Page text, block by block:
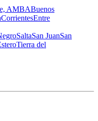
AMBABuenos
CorrientesEntre
SaltaSan JuanSan
Tierra del